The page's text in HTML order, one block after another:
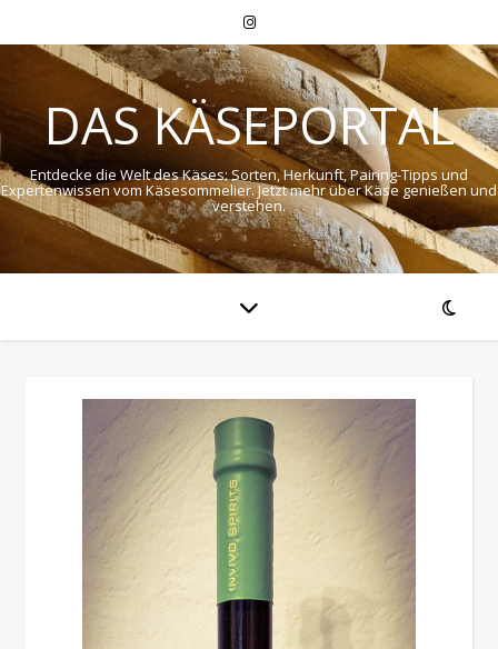
DAS KÄSEPORTAL
Entdecke die Welt des Käses: Sorten, Herkunft, Pairing-Tipps und
Expertenwissen vom Käsesommelier. Jetzt mehr über Käse genießen und
verstehen.